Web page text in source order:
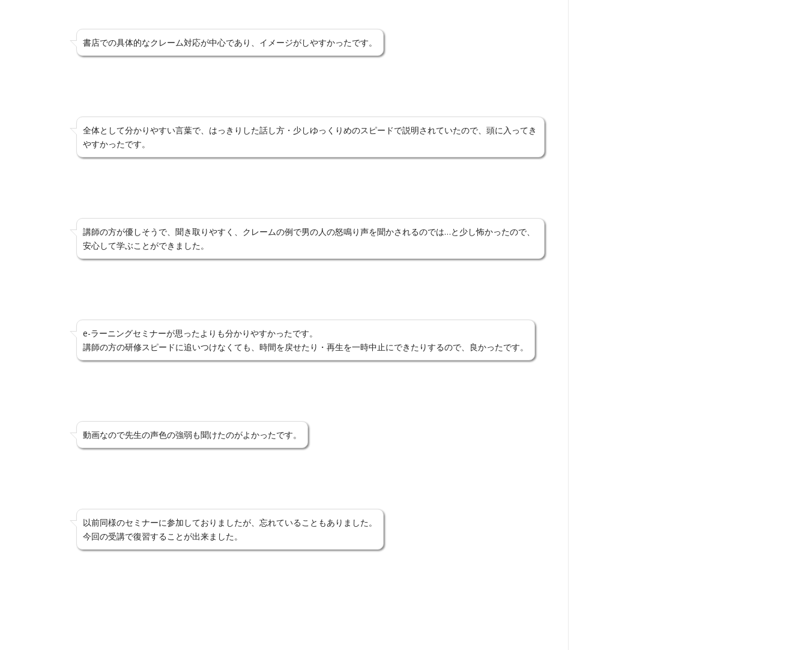
書店での具体的なクレーム対応が中心であり、イメージがしやすかったです。
全体として分かりやすい言葉で、はっきりした話し方・少しゆっくりめのスピードで説明されていたので、頭に入ってき
やすかったです。
講師の方が優しそうで、聞き取りやすく、クレームの例で男の人の怒鳴り声を聞かされるのでは…と少し怖かったので、
安心して学ぶことができました。
e-ラーニングセミナーが思ったよりも分かりやすかったです。
講師の方の研修スピードに追いつけなくても、時間を戻せたり・再生を一時中止にできたりするので、良かったです。
動画なので先生の声色の強弱も聞けたのがよかったです。
以前同様のセミナーに参加しておりましたが、忘れていることもありました。
今回の受講で復習することが出来ました。